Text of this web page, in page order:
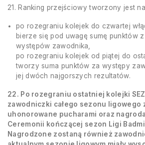
21. Ranking przejściowy tworzony jest
po rozegraniu kolejek do czwartej
bierze się pod uwagę sumę punktów
występów zawodnika,
po rozegraniu kolejek od piątej do
tworzy suma punktów za występy
jej dwóch najgorszych rezultatów.
22. Po rozegraniu ostatniej kolejki
zawodniczki całego sezonu ligowego
uhonorowane pucharami oraz
Ceremonii kończącej sezon Ligi
Nagrodzone zostaną również